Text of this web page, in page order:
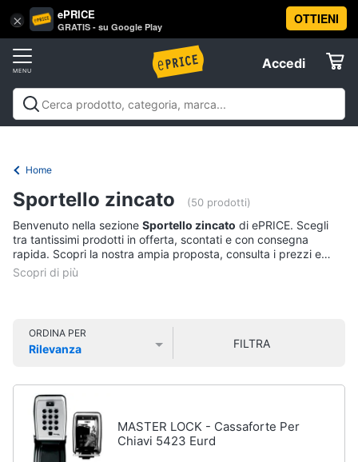
× ePRICE
GRATIS - su Google Play
OTTIENI
Accedi
Accedi
Registrati
Offerte
Informatica
Telefonia
Tv
Cinema
home
Videogiochi
Vai
al
Home
Sportello zincato (50 prodotti)
Benvenuto nella sezione Sportello zincato di ePRICE. Scegli
tra tantissimi prodotti in offerta, scontati e con consegna
rapida. Scopri la nostra ampia proposta, consulta i prezzi e
acquista comodamente online.
ORDINA PER
Rilevanza
FILTRA
MASTER LOCK - Cassaforte Per
Chiavi 5423 Eurd